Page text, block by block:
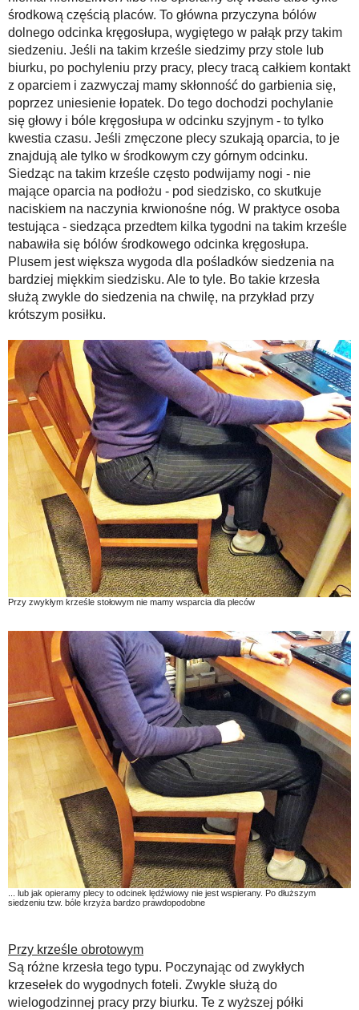
środkową częścią placów. To główna przyczyna bólów
dolnego odcinka kręgosłupa, wygiętego w pałąk przy takim
siedzeniu. Jeśli na takim krześle siedzimy przy stole lub
biurku, po pochyleniu przy pracy, plecy tracą całkiem kontakt
z oparciem i zazwyczaj mamy skłonność do garbienia się,
poprzez uniesienie łopatek. Do tego dochodzi pochylanie
się głowy i bóle kręgosłupa w odcinku szyjnym - to tylko
kwestia czasu. Jeśli zmęczone plecy szukają oparcia, to je
znajdują ale tylko w środkowym czy górnym odcinku.
Siedząc na takim krześle często podwijamy nogi - nie
mające oparcia na podłożu - pod siedzisko, co skutkuje
naciskiem na naczynia krwionośne nóg. W praktyce osoba
testująca - siedząca przedtem kilka tygodni na takim krześle
nabawiła się bólów środkowego odcinka kręgosłupa.
Plusem jest większa wygoda dla pośladków siedzenia na
bardziej miękkim siedzisku. Ale to tyle. Bo takie krzesła
służą zwykle do siedzenia na chwilę, na przykład przy
krótszym posiłku.
Przy zwykłym krześle stołowym nie mamy wsparcia dla pleców
... lub jak opieramy plecy to odcinek lędźwiowy nie jest wspierany. Po dłuższym
siedzeniu tzw. bóle krzyża bardzo prawdopodobne
Przy krześle obrotowym
Są różne krzesła tego typu. Poczynając od zwykłych
krzesełek do wygodnych foteli. Zwykle służą do
wielogodzinnej pracy przy biurku. Te z wyższej półki